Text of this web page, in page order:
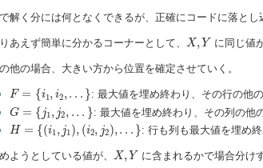
解く分には何となくできるが、正確にコードに落とし
あえず簡単に分かるコーナーとして、 X, Y
X, Y に同じ値
他の場合、大きい方から位置を確定させていく。
F = {i1, i2,. . . }
F= ,i 2 .. : 最大値を埋め終わり、その行の他
G = {j1, j2, . . . }
G= 1, 2 .. : 最大値を埋め終わり、その列の他
H = {(i1, j1), (i2, j2),. . . }
H= 1,j 1 ), (i 2, 2), } : 行も列も最大値を埋め
ようとしている値が、 X, Y
X, Y に含まれるかで場合分け